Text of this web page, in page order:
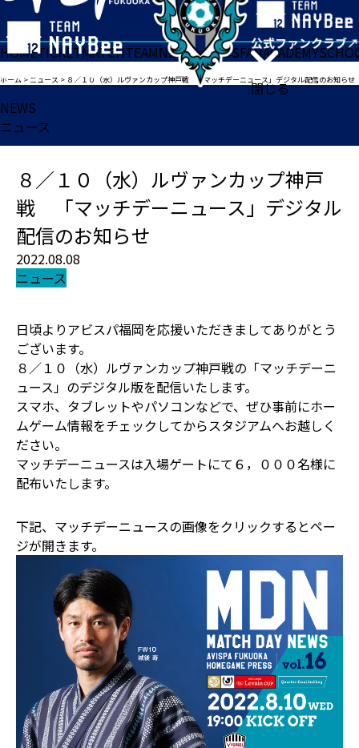
閉じる
HOMETICKETMATCHTEAMNEWSGOODSFANACADEMY
ホーム >ニュース > ８／１０（水）ルヴァンカップ神戸戦 「マッチデーニュース」デジタル配信のお知らせ
NEWS
ニュース
８／１０（水）ルヴァンカップ神戸
戦 「マッチデーニュース」デジタル
配信のお知らせ
2022.08.08
ニュース
日頃よりアビスパ福岡を応援いただきましてありがとう
ございます。
８／１０（水）ルヴァンカップ神戸戦の「マッチデーニ
ュース」のデジタル版を配信いたします。
スマホ、タブレットやパソコンなどで、ぜひ事前にホー
ムゲーム情報をチェックしてからスタジアムへお越しく
ださい。
マッチデーニュースは入場ゲートにて６，０００名様に
配布いたします。
下記、マッチデーニュースの画像をクリックするとペー
ジが開きます。